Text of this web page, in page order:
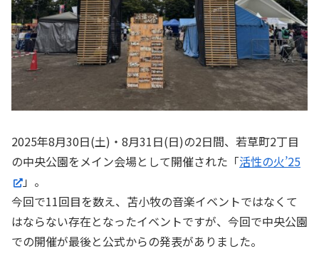
2025年8月30日(土)・8月31日(日)の2日間、若草町2丁目
の中央公園をメイン会場として開催された「活性の火’25
」。
今回で11回目を数え、苫小牧の音楽イベントではなくて
はならない存在となったイベントですが、今回で中央公園
での開催が最後と公式からの発表がありました。